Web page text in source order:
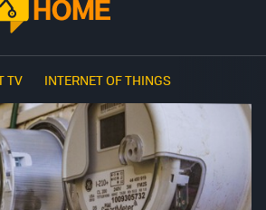
TV INTERNET OF THINGS